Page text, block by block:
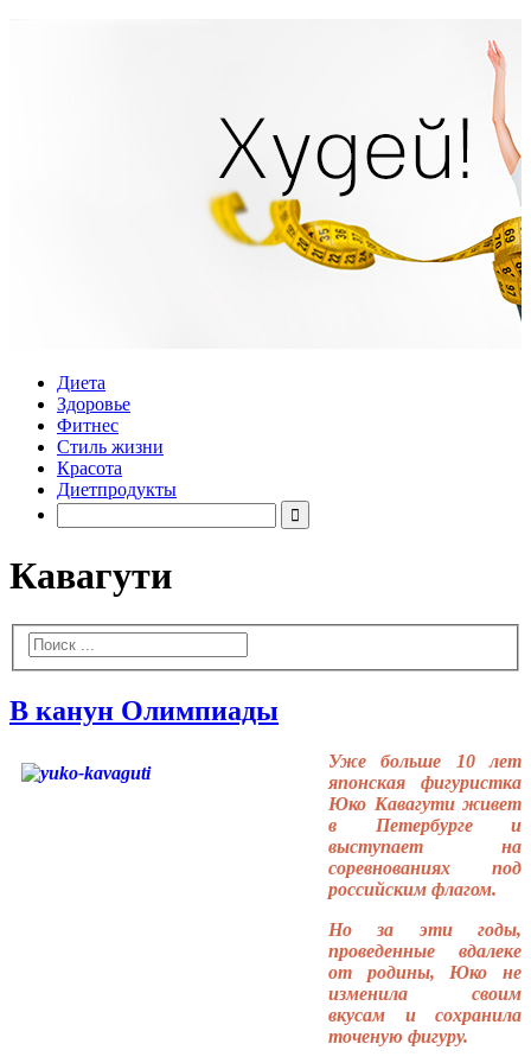
Диета
Здоровье
Фитнес
Стиль жизни
Красота
Диетпродукты
Кавагути
В канун Олимпиады
Уже больше 10 лет
японская фигуристка
Юко Кавагути живет
в Петербурге и
выступает на
соревнованиях под
российским флагом.
Но за эти годы,
проведенные вдалеке
от родины, Юко не
изменила своим
вкусам и сохранила
точеную фигуру.